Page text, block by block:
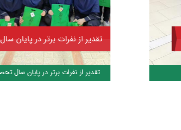
تقدیر از نفرات برتر در پایان سال
تحصیلی
تقدیر از نفرات برتر در پایان سال تحصیلی -